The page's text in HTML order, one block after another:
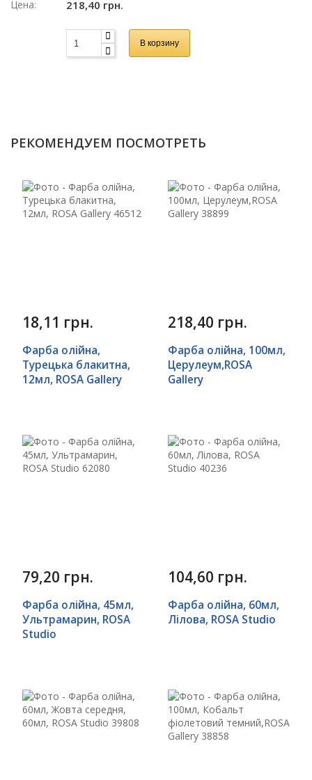
Цена:
218,40 грн.
В корзину
РЕКОМЕНДУЕМ ПОСМОТРЕТЬ
18,11 грн.
Фарба олійна,
Турецька блакитна,
12мл, ROSA Gallery
218,40 грн.
Фарба олійна, 100мл,
Церулеум,ROSA
Gallery
79,20 грн.
Фарба олійна, 45мл,
Ультрамарин, ROSA
Studio
104,60 грн.
Фарба олійна, 60мл,
Лілова, ROSA Studio